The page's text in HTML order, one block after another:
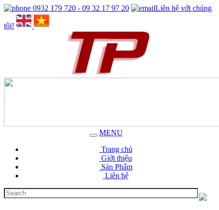
0932 179 720 - 09 32 17 97 20 Liên hệ với chúng
tôi!
MENU
Trang chủ
Giới thiệu
Sản Phẩm
Liên hệ